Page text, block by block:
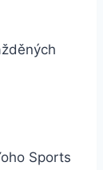
Sports